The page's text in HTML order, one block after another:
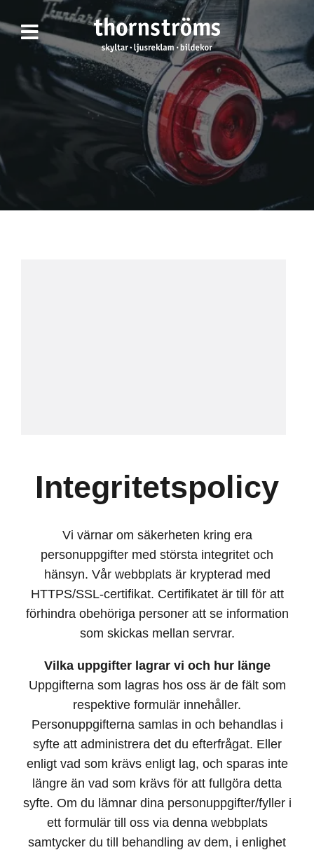
Integritetspolicy
Vi värnar om säkerheten kring era
personuppgifter med största integritet och
hänsyn. Vår webbplats är krypterad med
HTTPS/SSL-certifikat. Certifikatet är till för att
förhindra obehöriga personer att se information
som skickas mellan servrar.
Vilka uppgifter lagrar vi och hur länge
Uppgifterna som lagras hos oss är de fält som
respektive formulär innehåller.
Personuppgifterna samlas in och behandlas i
syfte att administrera det du efterfrågat. Eller
enligt vad som krävs enligt lag, och sparas inte
längre än vad som krävs för att fullgöra detta
syfte. Om du lämnar dina personuppgifter/fyller i
ett formulär till oss via denna webbplats
samtycker du till behandling av dem, i enlighet